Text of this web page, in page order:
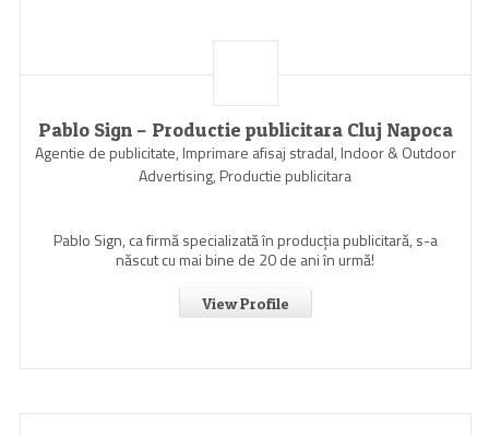
Pablo Sign – Productie publicitara Cluj Napoca
Agentie de publicitate, Imprimare afisaj stradal, Indoor & Outdoor
Advertising, Productie publicitara
Pablo Sign, ca firmă specializată în producția publicitară, s-a
născut cu mai bine de 20 de ani în urmă!
View Profile